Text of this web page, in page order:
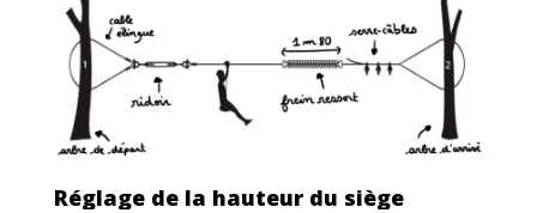
Réglage de la hauteur du siège